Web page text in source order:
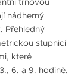
nádherný
Přehledný
stupnicí
které
6. a 9. hodině.